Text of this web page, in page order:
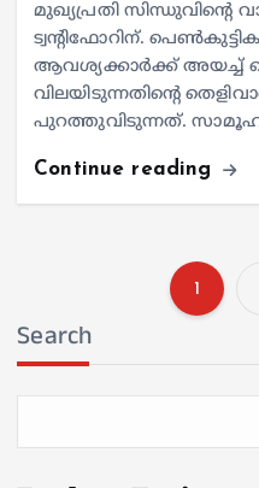
മുഖ്യപ്രതി സിന്ധുവിന്റെ
ട്വന്റിഫോറിന്.
ആവശ്യക്കാര്‍ക്ക് അയച്ച്
വിലയിടുന്നതിന്റെ
പുറത്തുവിടുന്നത്. സാമൂഹ്യ
Continue reading
1
Search